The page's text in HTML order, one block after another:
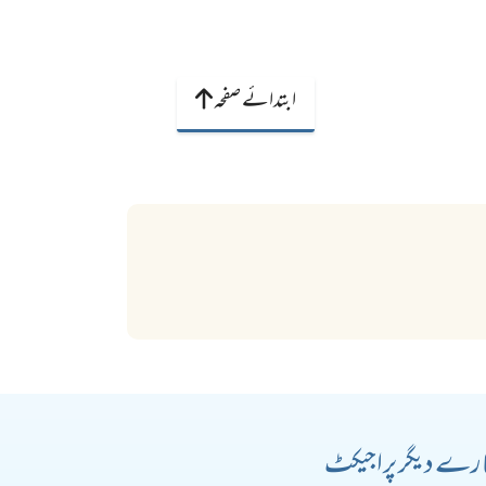
ابتدائے صفحہ
دیگر پراجیکٹ